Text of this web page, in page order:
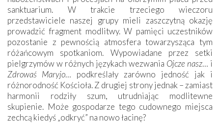
sanktuarium. W trakcie trzeciego wieczoru
przedstawiciele naszej grupy mieli zaszczytną okazję
prowadzić fragment modlitwy. W pamięci uczestników
pozostanie z pewnością atmosfera towarzysząca tym
różańcowym spotkaniom. Wypowiadane przez setki
pielgrzymów w różnych językach wezwania Ojcze nasz… i
Zdrowaś Maryjo… podkreślały zarówno jedność jak i
różnorodność Kościoła. Z drugiej strony jednak – zamiast
harmonii rodziły szum, utrudniając modlitewne
skupienie. Może gospodarze tego cudownego miejsca
zechcą kiedyś „odkryć” na nowo łacinę?